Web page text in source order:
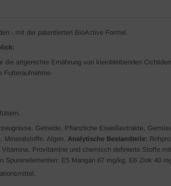
- mit der patentierten BioActive Formel.
artgerechte Ernährung von kleinbleibenden Cichliden
Futteraufnahme
Getreide, Pflanzliche Eiweißextrakte,
Mineralstoffe, Algen. Analytische Bestandteile:
Vitamine, Provitamine und chemisch definierte Stoffe
Spurenelementen: E5 Mangan 67 mg/kg, E6 Zink 40